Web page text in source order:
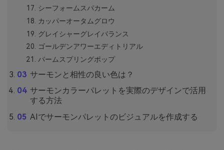
シーフォームスパカーム
カッパーオータムグロウ
グレイシャーグレイバランス
ゴールデンアワーエディトリアル
パームスプリングポップ
サーモンと相性の良い色は？
サーモンカラーパレットを実際のデザインで活用
する方法
AIでサーモンパレットのビジュアルを作成する